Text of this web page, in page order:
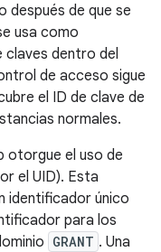
después de que se
usa como
dentro del
de acceso sigue
el ID de clave de
normales.
otorgue el uso de
el UID). Esta
identificador único
para los
GRANT . Una